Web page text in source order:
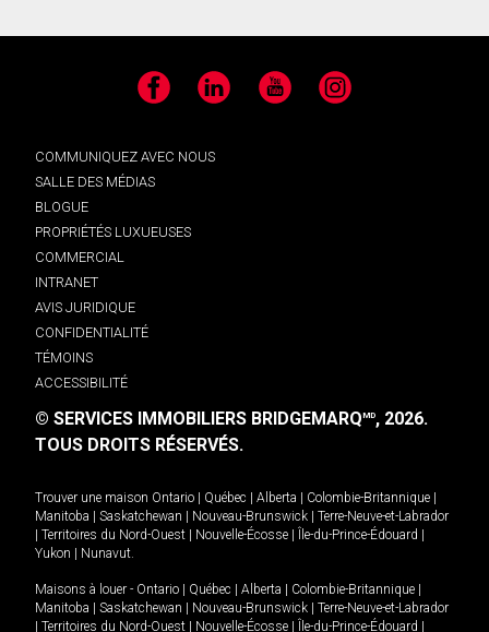
Facebook LinkedIn YouTube Instagram
COMMUNIQUEZ AVEC NOUS
SALLE DES MÉDIAS
BLOGUE
PROPRIÉTÉS LUXUEUSES
COMMERCIAL
INTRANET
AVIS JURIDIQUE
CONFIDENTIALITÉ
TÉMOINS
ACCESSIBILITÉ
© SERVICES IMMOBILIERS BRIDGEMARQMD, 2026.
TOUS DROITS RÉSERVÉS.
Trouver une maison Ontario Québec Alberta Colombie-Britannique
Manitoba
Saskatchewan Nouveau-Brunswick
Terre-Neuve-et-Labrador
Territoires du Nord-Ouest Nouvelle-Écosse Île-du-Prince-Édouard
Yukon
Nunavut.
Maisons à louer - Ontario Québec Alberta Colombie-Britannique
Manitoba
Saskatchewan Nouveau-Brunswick
Terre-Neuve-et-Labrador
Territoires du Nord-Ouest Nouvelle-Écosse Île-du-Prince-Édouard